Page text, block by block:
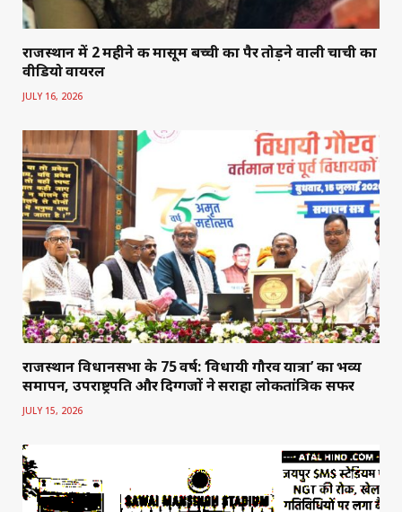
राजस्थान में 2 महीने की मासूम बच्ची का पैर तोड़ने वाली चाची का
वीडियो वायरल
JULY 16, 2026
राजस्थान विधानसभा के 75 वर्ष: ‘विधायी गौरव यात्रा’ का भव्य
समापन, उपराष्ट्रपति और दिग्गजों ने सराहा लोकतांत्रिक सफर
JULY 15, 2026